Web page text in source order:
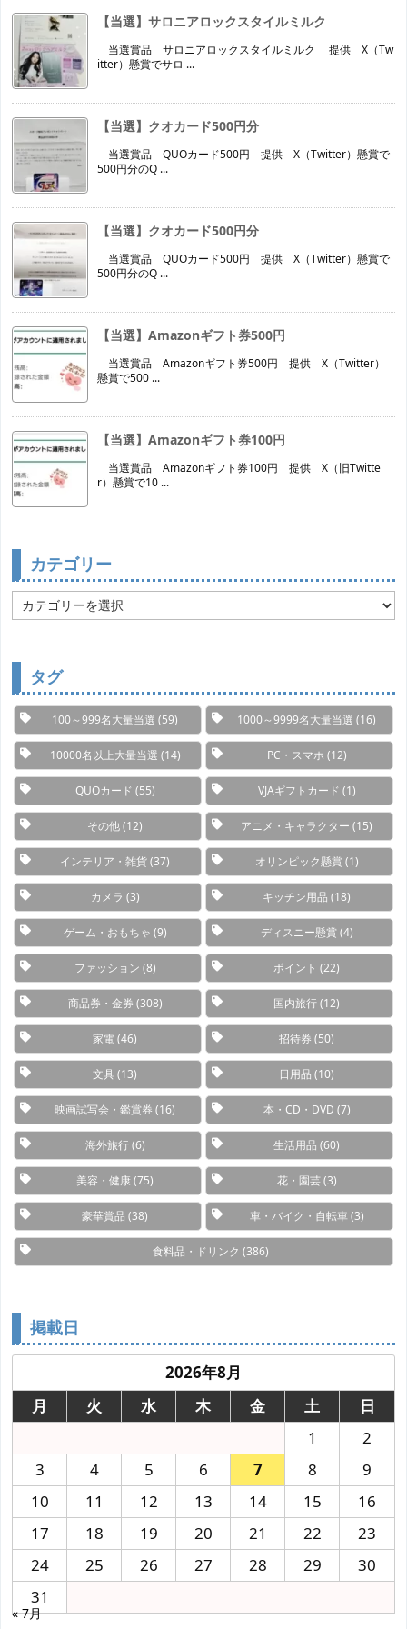
【当選】サロニアロックスタイルミルク
当選賞品 サロニアロックスタイルミルク 提供 X（Tw
itter）懸賞でサロ ...
【当選】クオカード500円分
当選賞品 QUOカード500円 提供 X（Twitter）懸賞で
500円分のQ ...
【当選】クオカード500円分
当選賞品 QUOカード500円 提供 X（Twitter）懸賞で
500円分のQ ...
【当選】Amazonギフト券500円
当選賞品 Amazonギフト券500円 提供 X（Twitter）
懸賞で500 ...
【当選】Amazonギフト券100円
当選賞品 Amazonギフト券100円 提供 X（旧Twitte
r）懸賞で10 ...
カテゴリー
カ
テ
タグ
100～999名大量当選 (59) 1000～9999名大量当選 (16)
10000名以上大量当選 (14) PC・スマホ (12)
QUOカード (55) VJAギフトカード (1)
その他(12) アニメ・キャラクター (15)
インテリア・雑貨(37) オリンピック懸賞(1)
カメラ (3) キッチン用品 (18)
ゲーム・おもちゃ (9) ディスニー懸賞(4)
ファッション (8) ポイント (22)
商品券・金券 (308) 国内旅行(12)
家電(46) 招待券 (50)
文具 (13) 日用品 (10)
映画試写会・鑑賞券 (16) 本・CD・DVD (7)
海外旅行(6) 生活用品 (60)
美容・健康(75) 花・園芸(3)
豪華賞品 (38) 車・バイク・自転車(3)
食料品・ドリンク (386)
掲載日
2026年8月
月
火 水 木 金 土
日
1
2
3
4 5 6 7 8
9
10
11 12 13 14 15
16
17
18 19 20 21 22
23
24
25 26 27 28 29
30
31
« 7月